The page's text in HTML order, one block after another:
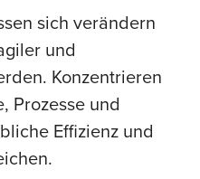
sich verändern
und
Konzentrieren
Prozesse und
Effizienz und